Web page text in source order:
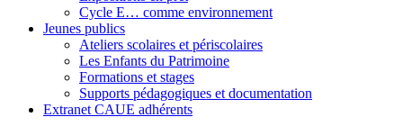
Cycle E… comme environnement
Jeunes publics
Ateliers scolaires et périscolaires
Les Enfants du Patrimoine
Formations et stages
Supports pédagogiques et documentation
Extranet CAUE adhérents